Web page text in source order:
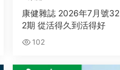
康健雜誌 2026年7月號32
2期 從活得久到活得好
102